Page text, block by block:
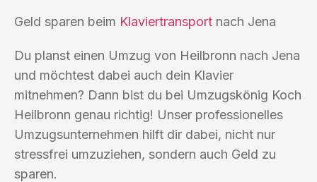
Geld sparen beim Klaviertransport nach Jena
Du planst einen Umzug von Heilbronn nach Jena
und möchtest dabei auch dein Klavier
mitnehmen? Dann bist du bei Umzugskönig Koch
Heilbronn genau richtig! Unser professionelles
Umzugsunternehmen hilft dir dabei, nicht nur
stressfrei umzuziehen, sondern auch Geld zu
sparen.